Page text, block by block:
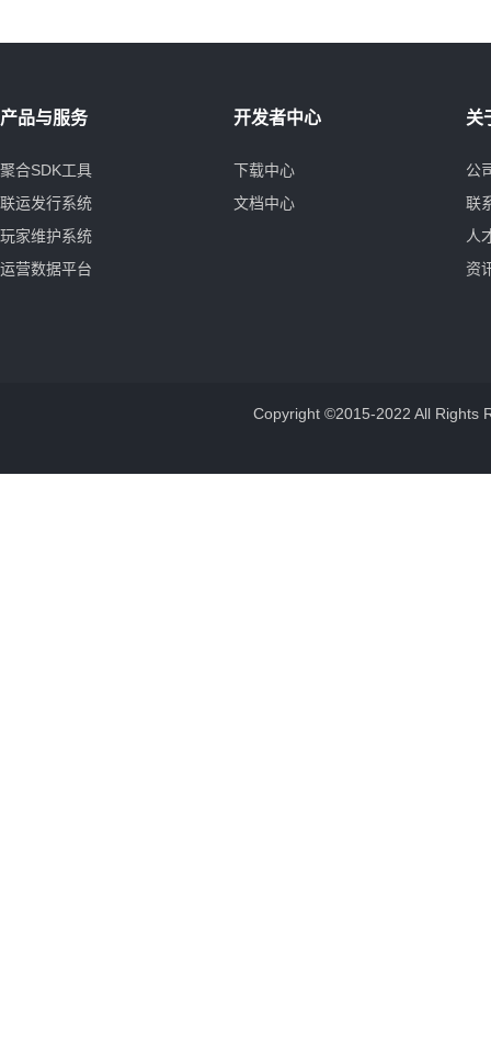
产品与服务
聚合SDK工具
联运发行系统
玩家维护系统
运营数据平台
开发者中心
下载中心
文档中心
关
公
联
人
资
Copyright ©2015-2022 All